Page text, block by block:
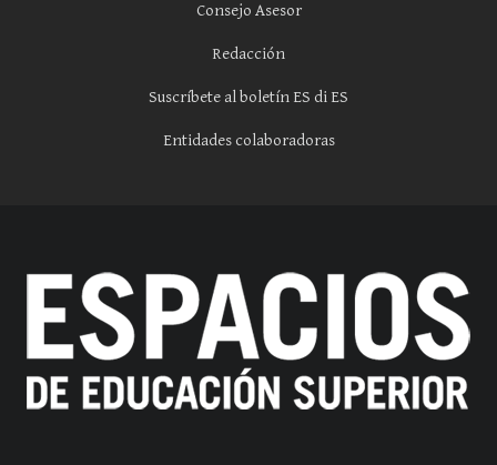
Consejo Asesor
Redacción
Suscríbete al boletín ES di ES
Entidades colaboradoras